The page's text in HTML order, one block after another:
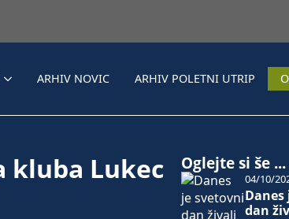
ARHIV NOVIC ARHIV POLETNI UTRIP
kluba Lukec
Oglejte si še ...
dan
04/10/